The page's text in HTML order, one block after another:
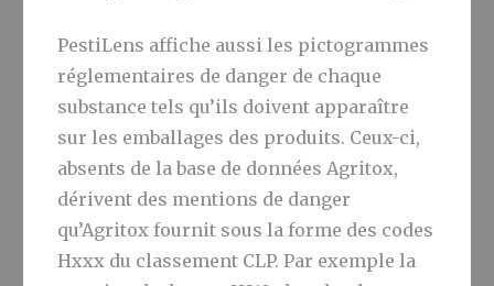
PestiLens affiche aussi les pictogrammes
réglementaires de danger de chaque
substance tels qu’ils doivent apparaître
sur les emballages des produits. Ceux-ci,
absents de la base de données Agritox,
dérivent des mentions de danger
qu’Agritox fournit sous la forme des codes
Hxxx du classement CLP. Par exemple la